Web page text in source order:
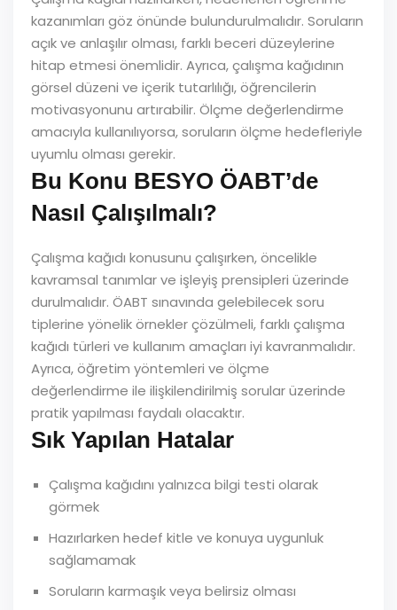
kazanımları göz önünde bulundurulmalıdır. Soruların
açık ve anlaşılır olması, farklı beceri düzeylerine
hitap etmesi önemlidir. Ayrıca, çalışma kağıdının
görsel düzeni ve içerik tutarlılığı, öğrencilerin
motivasyonunu artırabilir. Ölçme değerlendirme
amacıyla kullanılıyorsa, soruların ölçme hedefleriyle
uyumlu olması gerekir.
Bu Konu BESYO ÖABT’de
Nasıl Çalışılmalı?
Çalışma kağıdı konusunu çalışırken, öncelikle
kavramsal tanımlar ve işleyiş prensipleri üzerinde
durulmalıdır. ÖABT sınavında gelebilecek soru
tiplerine yönelik örnekler çözülmeli, farklı çalışma
kağıdı türleri ve kullanım amaçları iyi kavranmalıdır.
Ayrıca, öğretim yöntemleri ve ölçme
değerlendirme ile ilişkilendirilmiş sorular üzerinde
pratik yapılması faydalı olacaktır.
Sık Yapılan Hatalar
Çalışma kağıdını yalnızca bilgi testi olarak
görmek
Hazırlarken hedef kitle ve konuya uygunluk
sağlamamak
Soruların karmaşık veya belirsiz olması